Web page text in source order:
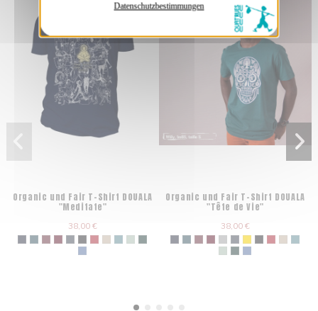
Datenschutzbestimmungen
Organic und Fair T-Shirt DOUALA
"Meditate"
38,00 €
Organic und Fair T-Shirt DOUALA
"Tête de Vie"
38,00 €